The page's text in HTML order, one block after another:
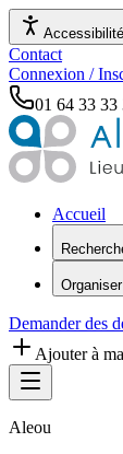
Accessibilité
Contact
Connexion /
01 64 33 33
Accueil
Organiser
Demander des
Ajouter à
Aleou